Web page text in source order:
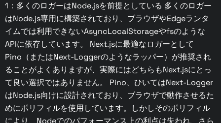
1：多くのロガーはNode.jsを前提としている 多くのロガー
はNode.js専用に構築されており、ブラウザやEdgeランタ
イムでは利用できないAsyncLocalStorageやfsのような
APIに依存しています。 Next.jsに最適なロガーとして
Pino（またはNext-Loggerのようなラッパー）が推奨され
ることがよくありますが、実際にはどちらもNext.jsにとっ
て良い選択ではありません。 Pino、ひいてはNext-Logger
はNode.js向けに設計されており、ブラウザで動作させるた
めにポリフィルを使用しています。しかしそのポリフィル